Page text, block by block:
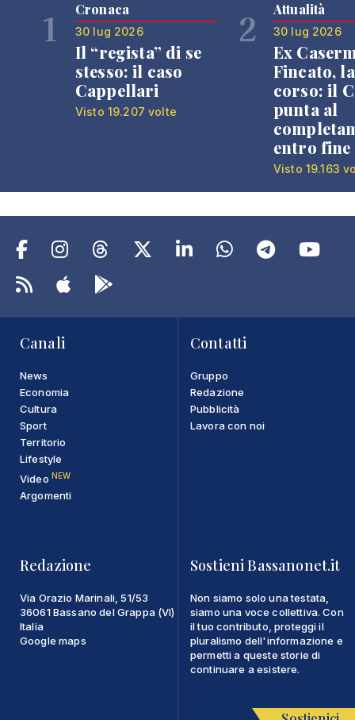
1 Cronaca
30 lug 2026
Il “regista” di se
stesso: il caso
Cappellari
Visto 19.207 volte
2 Attualità
30 lug 2026
Ex
Fincato,
corso: il
punta al
entro fine
Visto 19.163
Canali
News
Economia
Cultura
Sport
Territorio
Lifestyle
Video NEW
Argomenti
Contatti
Gruppo
Redazione
Pubblicità
Lavora con noi
Redazione
Via Orazio Marinali, 51/53
36061 Bassano del Grappa (VI)
Italia
Google maps
Sostieni Bassanonet.it
Non siamo solo una testata,
siamo una voce collettiva. Con
il tuo contributo, proteggi il
pluralismo dell'informazione e
permetti a queste storie di
continuare a esistere.